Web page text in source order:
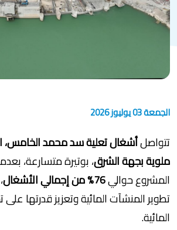
الجمعة 03 يوليوز 2026
تتواصلأشغال تعلية سد محمد الخامس،
ملوية بجهة الشرق، بوتيرة متسارعة،
المشروع حوالي76% من إجمالي الأشغال
تطوير المنشآت المائية وتعزيز قدرتها على
المائية.